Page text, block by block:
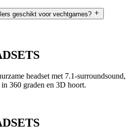
geschikt voor vechtgames?
headset met 7.1-surroundsound,
360 graden en 3D hoort.